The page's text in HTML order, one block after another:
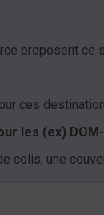
proposent
ces
les (ex) DOM-
colis, une